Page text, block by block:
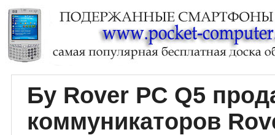
Бу Rover PC Q5
коммуникаторов